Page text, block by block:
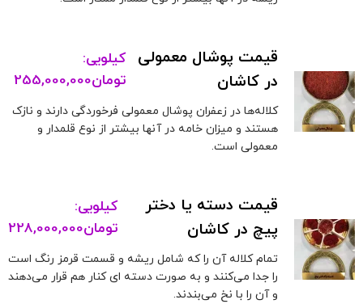
قیمت پوشال معمولی
در کاشان
کیلویی:
تومان255,000,000
کلاله‌ها در زعفران پوشال معمولی فرخوردگی دارند و نازک
هستند و میزان خامه در آنها بیشتر از نوع قلمدار و
معمولی است.
قیمت دسته یا دختر
پیچ در کاشان
کیلویی:
تومان228,000,000
تمام کلاله آن را که شامل ریشه و قسمت قرمز رنگ است
را جدا می‌کنند و به صورت دسته ای کنار هم قرار می‌دهند
و آن را با نخ می‌بندند.